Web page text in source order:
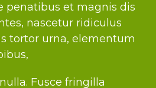
penatibus et magnis dis
nascetur ridiculus
tortor urna, elementum
Fusce fringilla